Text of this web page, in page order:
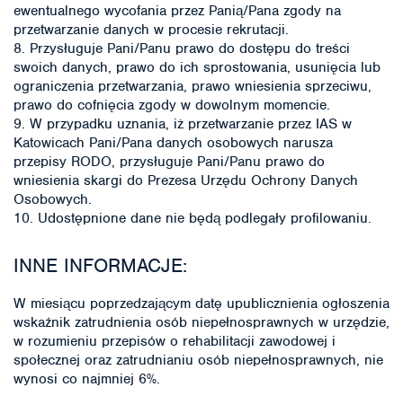
ewentualnego wycofania przez Panią/Pana zgody na
przetwarzanie danych w procesie rekrutacji.
8. Przysługuje Pani/Panu prawo do dostępu do treści
swoich danych, prawo do ich sprostowania, usunięcia lub
ograniczenia przetwarzania, prawo wniesienia sprzeciwu,
prawo do cofnięcia zgody w dowolnym momencie.
9. W przypadku uznania, iż przetwarzanie przez IAS w
Katowicach Pani/Pana danych osobowych narusza
przepisy RODO, przysługuje Pani/Panu prawo do
wniesienia skargi do Prezesa Urzędu Ochrony Danych
Osobowych.
10. Udostępnione dane nie będą podlegały profilowaniu.
INNE INFORMACJE:
W miesiącu poprzedzającym datę upublicznienia ogłoszenia
wskaźnik zatrudnienia osób niepełnosprawnych w urzędzie,
w rozumieniu przepisów o rehabilitacji zawodowej i
społecznej oraz zatrudnianiu osób niepełnosprawnych, nie
wynosi co najmniej 6%.